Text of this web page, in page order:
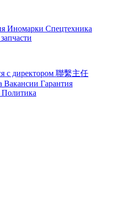
Иномарки Спецтехника
с директором 聯繫主任
Вакансии Гарантия
Политика